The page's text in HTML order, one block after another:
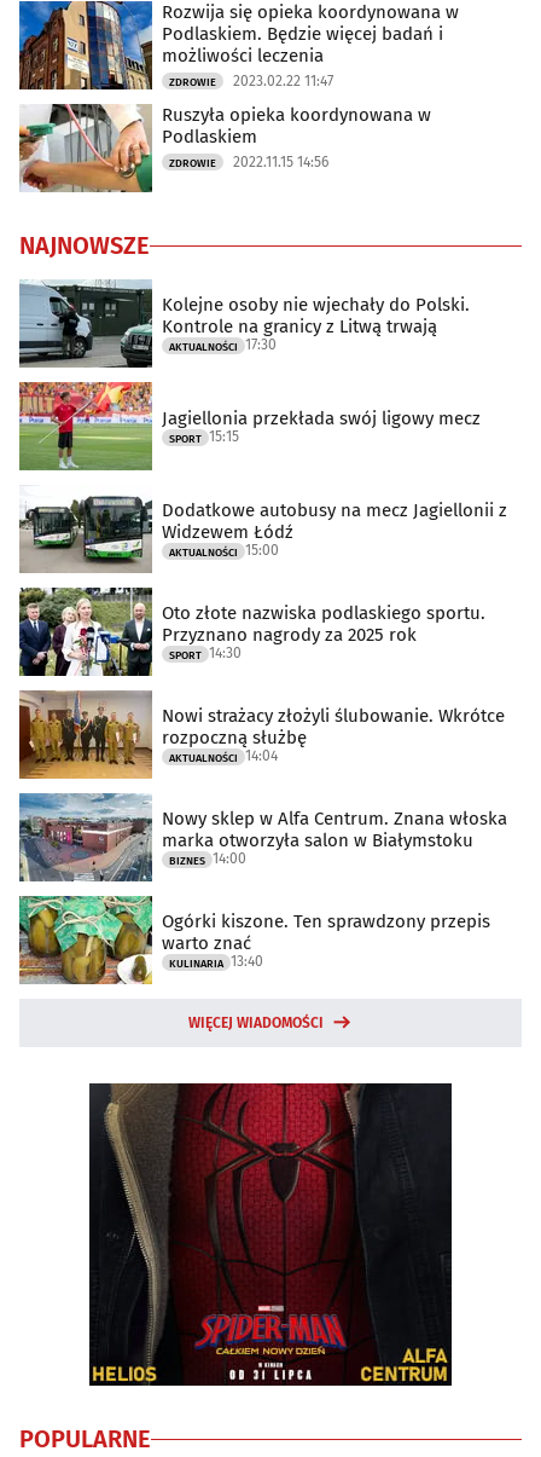
Rozwija się opieka koordynowana w
Podlaskiem. Będzie więcej badań i
możliwości leczenia
ZDROWIE 2023.02.22 11:47
Ruszyła opieka koordynowana w
Podlaskiem
ZDROWIE 2022.11.15 14:56
NAJNOWSZE
Kolejne osoby nie wjechały do Polski.
Kontrole na granicy z Litwą trwają
AKTUALNOŚCI 17:30
Jagiellonia przekłada swój ligowy mecz
SPORT 15:15
Dodatkowe autobusy na mecz Jagiellonii z
Widzewem Łódź
AKTUALNOŚCI 15:00
Oto złote nazwiska podlaskiego sportu.
Przyznano nagrody za 2025 rok
SPORT 14:30
Nowi strażacy złożyli ślubowanie. Wkrótce
rozpoczną służbę
AKTUALNOŚCI 14:04
Nowy sklep w Alfa Centrum. Znana włoska
marka otworzyła salon w Białymstoku
BIZNES 14:00
Ogórki kiszone. Ten sprawdzony przepis
warto znać
KULINARIA 13:40
WIĘCEJ WIADOMOŚCI
POPULARNE